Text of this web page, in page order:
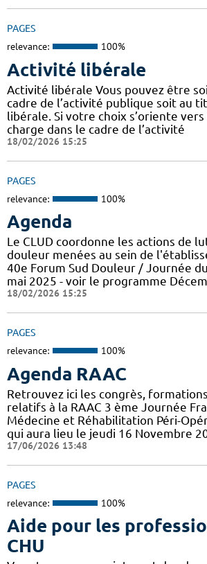
PAGES
relevance: 100%
Activité libérale
Activité libérale Vous pouvez être
cadre de l’activité publique soit au
libérale. Si votre choix s’oriente
charge dans le cadre de l’activité
18/02/2026 15:25
PAGES
relevance: 100%
Agenda
Le CLUD coordonne les actions de
douleur menées au sein de
40e Forum Sud Douleur / Journée
mai 2025 - voir le programme
18/02/2026 15:25
PAGES
relevance: 100%
Agenda RAAC
Retrouvez ici les congrès,
relatifs à la RAAC 3 ème Journée
Médecine et Réhabilitation Péri-
qui aura lieu le jeudi 16 Novembre
17/06/2026 13:48
PAGES
relevance: 100%
Aide pour les
CHU